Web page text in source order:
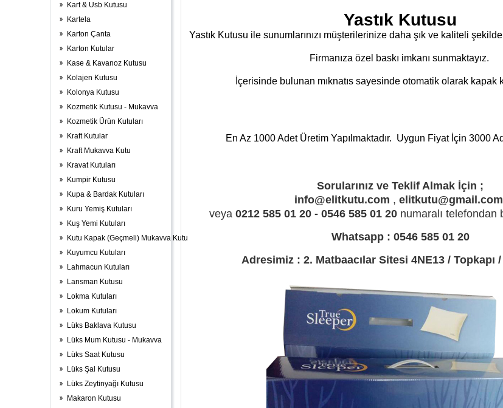
Kart & Usb Kutusu
Kartela
Karton Çanta
Karton Kutular
Kase & Kavanoz Kutusu
Kolajen Kutusu
Kolonya Kutusu
Kozmetik Kutusu - Mukavva
Kozmetik Ürün Kutuları
Kraft Kutular
Kraft Mukavva Kutu
Kravat Kutuları
Kumpir Kutusu
Kupa & Bardak Kutuları
Kuru Yemiş Kutuları
Kuş Yemi Kutuları
Kutu Kapak (Geçmeli) Mukavva Kutu
Kuyumcu Kutuları
Lahmacun Kutuları
Lansman Kutusu
Lokma Kutuları
Lokum Kutuları
Lüks Baklava Kutusu
Lüks Mum Kutusu - Mukavva
Lüks Saat Kutusu
Lüks Şal Kutusu
Lüks Zeytinyağı Kutusu
Makaron Kutusu
Yastık Kutusu
Yastık Kutusu ile sunumlarınızı müşterilerinize daha şık ve kaliteli şekilde
Firmanıza özel baskı imkanı sunmaktayız.
İçerisinde bulunan mıknatıs sayesinde otomatik olarak kapak
En Az 1000 Adet Üretim Yapılmaktadır. Uygun Fiyat İçin 3000
Sorularınız ve Teklif Almak İçin ;
info@elitkutu.com , elitkutu@gmail.com
veya 0212 585 01 20 - 0546 585 01 20numaralı telefondan
Whatsapp : 0546 585 01 20
Adresimiz : 2. Matbaacılar Sitesi 4NE13 / Topkapı